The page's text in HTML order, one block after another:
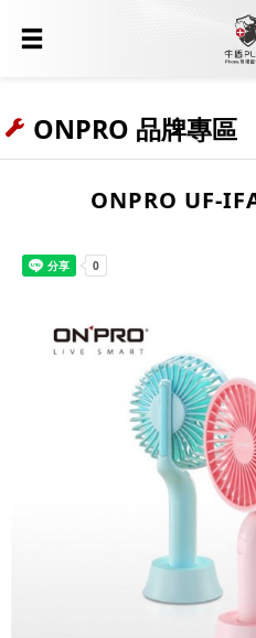
ONPRO 品牌專區
ONPRO UF-